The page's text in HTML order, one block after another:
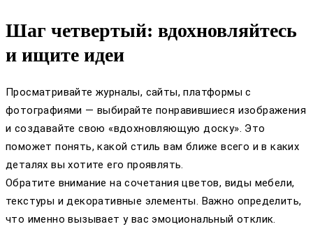
Шаг четвертый: вдохновляйтесь
и ищите идеи
Просматривайте журналы, сайты, платформы с
фотографиями — выбирайте понравившиеся изображения
и создавайте свою «вдохновляющую доску». Это
поможет понять, какой стиль вам ближе всего и в каких
деталях вы хотите его проявлять.
Обратите внимание на сочетания цветов, виды мебели,
текстуры и декоративные элементы. Важно определить,
что именно вызывает у вас эмоциональный отклик.